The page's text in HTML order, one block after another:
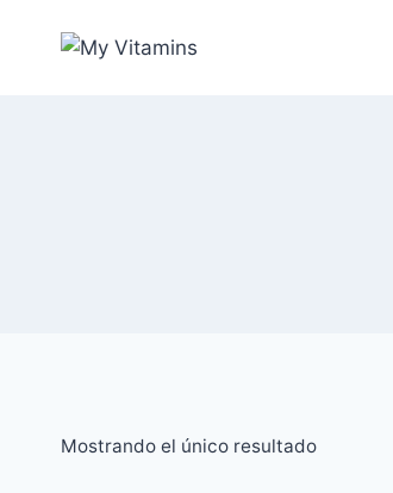
Mostrando el único resultado